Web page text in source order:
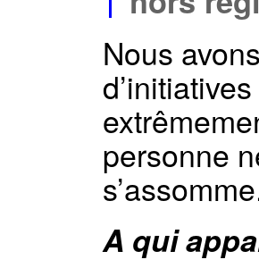
Nous
personne
A qui